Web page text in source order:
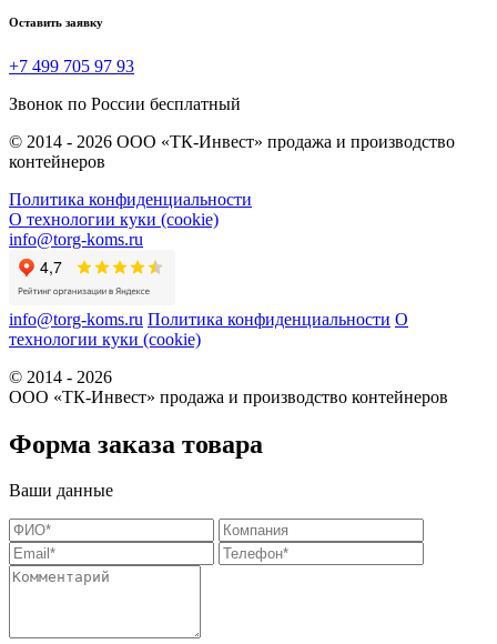
Оставить заявку
+7 499 705 97 93
Звонок по России бесплатный
© 2014 - 2026 ООО «ТК-Инвест» продажа и производство
контейнеров
Политика конфиденциальности
О технологии куки (cookie)
info@torg-koms.ru
info@torg-koms.ru Политика конфиденциальности О
технологии куки (cookie)
© 2014 - 2026
ООО «ТК-Инвест» продажа и производство контейнеров
Форма заказа товара
Ваши данные